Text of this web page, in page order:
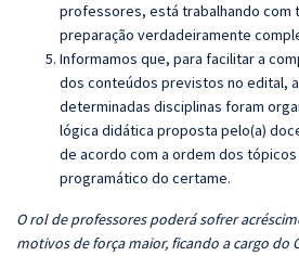
professores, está trabalhando com
preparação verdadeiramente
Informamos que, para facilitar a
dos conteúdos previstos no edital,
determinadas disciplinas foram
lógica didática proposta pelo(a)
de acordo com a ordem dos
programático do certame.
O rol de professores poderá sofrer
motivos de força maior, ficando a cargo do